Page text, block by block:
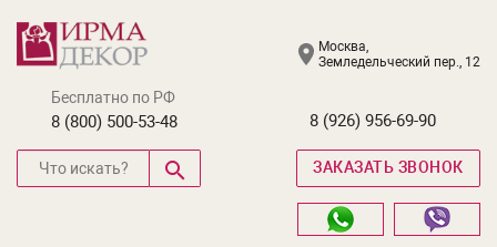
Москва,
Земледельческий пер., 12
Бесплатно по РФ
8 (800) 500-53-48 8 (926) 956-69-90
ЗАКАЗАТЬ ЗВОНОК